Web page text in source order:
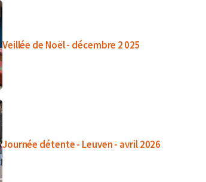
Veillée de Noël - décembre 2 025
Journée détente - Leuven - avril 2026